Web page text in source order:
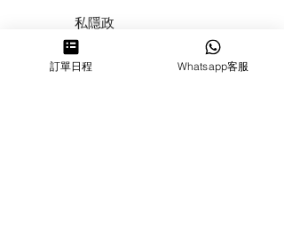
私隱政
策
​積分計
訂單日程 Whatsapp客服